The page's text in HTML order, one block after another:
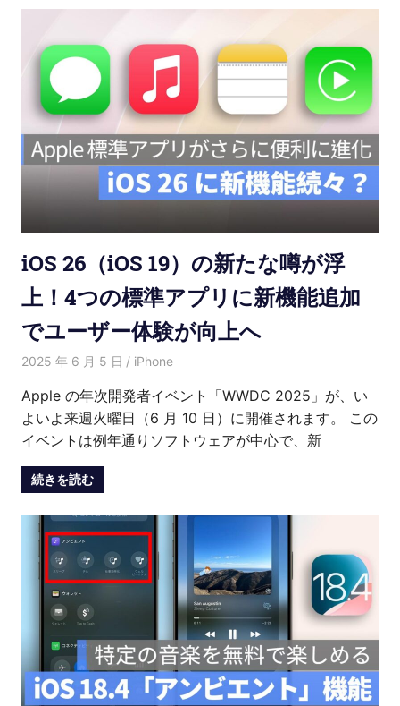
iOS 26（iOS 19）の新たな噂が浮
上！4つの標準アプリに新機能追加
でユーザー体験が向上へ
2025 年 6 月 5 日 愛麗絲
iPhone
Apple の年次開発者イベント「WWDC 2025」が、い
よいよ来週火曜日（6 月 10 日）に開催されます。 この
イベントは例年通りソフトウェアが中心で、新
続きを読む